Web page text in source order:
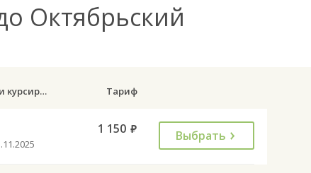
Октябрьский
Дни курсирования Тариф
1 150 руб. Выбрать